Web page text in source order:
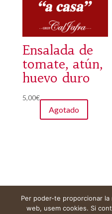
Ensalada de
tomate, atún,
huevo duro
5,00€
Agotado
Aviso legal
Per poder-te proporcionar
web, usem cookies. Si